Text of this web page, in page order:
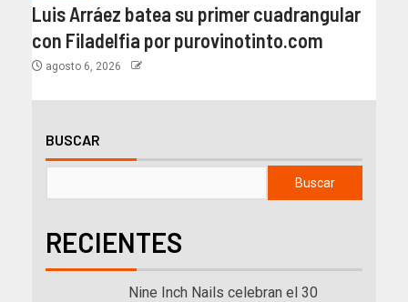
Luis Arráez batea su primer cuadrangular
con Filadelfia por purovinotinto.com
agosto 6, 2026
BUSCAR
Buscar
RECIENTES
Nine Inch Nails celebran el 30